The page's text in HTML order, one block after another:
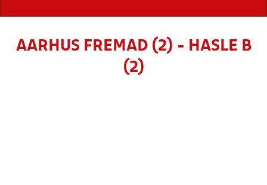
AARHUS FREMAD (2) - HASLE B
(2)